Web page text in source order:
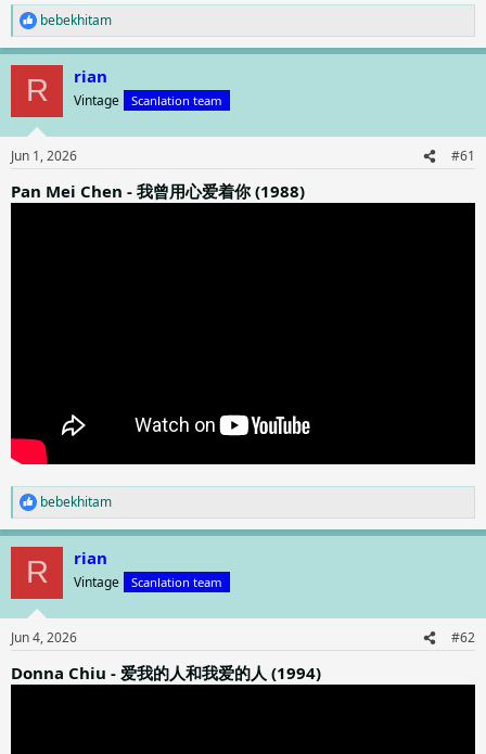
R
e
a
i
s
:
bebekhitam
R rian
Vintage Scanlation team
Jun 1, 2026 #61
Pan Mei Chen - 我曾用心爱着你 (1988)
R
e
a
i
s
:
bebekhitam
R rian
Vintage Scanlation team
Jun 4, 2026 #62
Donna Chiu - 爱我的人和我爱的人 (1994)